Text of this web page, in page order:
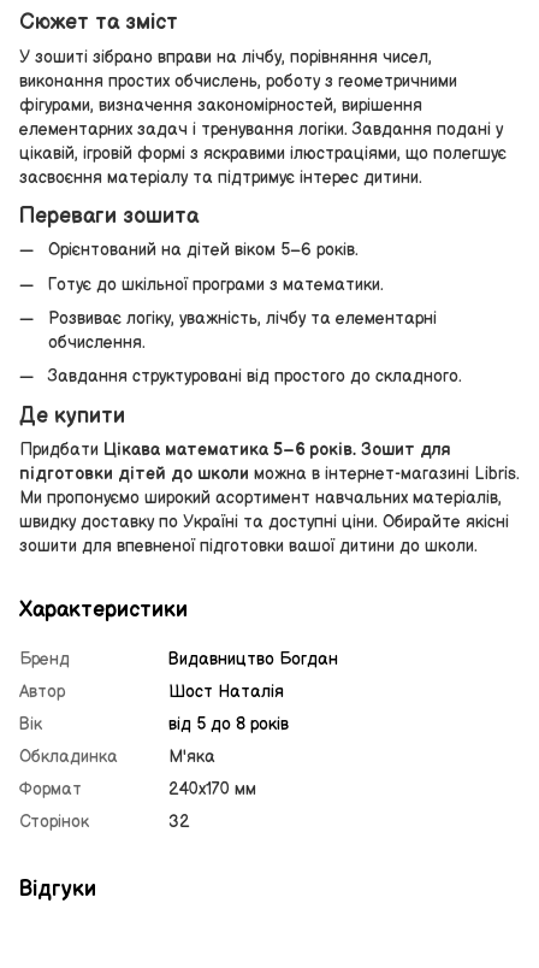
Сюжет та зміст
У зошиті зібрано вправи на лічбу, порівняння чисел,
виконання простих обчислень, роботу з геометричними
фігурами, визначення закономірностей, вирішення
елементарних задач і тренування логіки. Завдання подані у
цікавій, ігровій формі з яскравими ілюстраціями, що полегшує
засвоєння матеріалу та підтримує інтерес дитини.
Переваги зошита
Орієнтований на дітей віком 5–6 років.
Готує до шкільної програми з математики.
Розвиває логіку, уважність, лічбу та елементарні
обчислення.
Завдання структуровані від простого до складного.
Де купити
Придбати Цікава математика 5–6 років. Зошит для
підготовки дітей до школи можна в інтернет-магазині Libris.
Ми пропонуємо широкий асортимент навчальних матеріалів,
швидку доставку по Україні та доступні ціни. Обирайте якісні
зошити для впевненої підготовки вашої дитини до школи.
Характеристики
Бренд
Видавництво Богдан
Автор
Шост Наталія
Вік
від 5 до 8 років
Обкладинка
М'яка
Формат
240х170 мм
Сторінок
32
Відгуки